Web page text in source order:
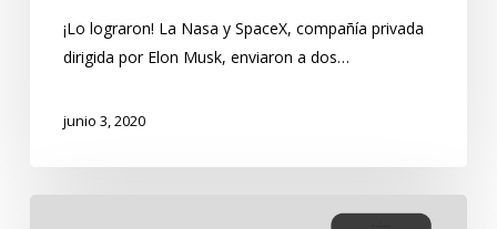
¡Lo lograron! La Nasa y SpaceX, compañía privada
dirigida por Elon Musk, enviaron a dos…
junio 3, 2020